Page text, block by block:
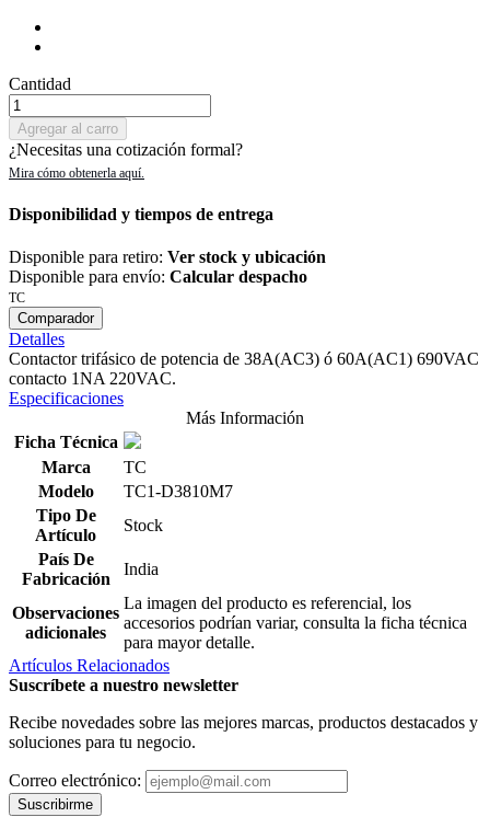
Cantidad
Agregar al carro
¿Necesitas una cotización formal?
Disponibilidad y tiempos de entrega
Disponible para retiro: Ver stock y ubicación
Disponible para envío: Calcular despacho
TC
Comparador
Detalles
Contactor trifásico de potencia de 38A(AC3) ó 60A(AC1) 690VAC
contacto 1NA 220VAC.
Especificaciones
Más Información
Ficha Técnica
Marca
TC
Modelo
TC1-D3810M7
Tipo De
Artículo
Stock
País De
Fabricación
India
Observaciones
adicionales
La imagen del producto es referencial, los
accesorios podrían variar, consulta la ficha técnica
para mayor detalle.
Artículos Relacionados
Suscríbete a nuestro newsletter
Recibe novedades sobre las mejores marcas, productos destacados y
soluciones para tu negocio.
Correo electrónico:
Suscribirme